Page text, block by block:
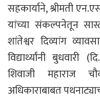
सहकार्याने, श्रीमती
यांच्या संकल्पनेतून
शांतेश्वर दिव्यांग
विद्यार्थ्यांनी बुधवारी
शिवाजी महाराज
अधिकाराबाबत